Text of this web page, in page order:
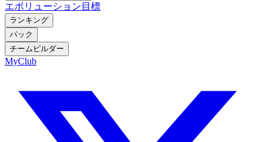
エボリューション 目標
ランキング
パック
チームビルダー
MyClub